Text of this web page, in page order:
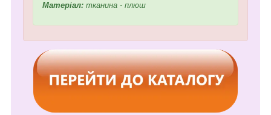
Матеріал: тканина - плюш